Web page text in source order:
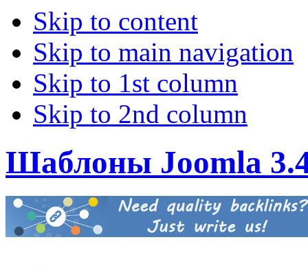
Skip to content
Skip to main navigation
Skip to 1st column
Skip to 2nd column
Шаблоны Joomla